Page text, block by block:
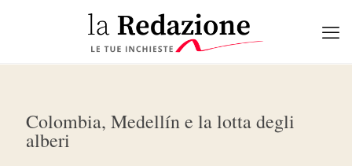
Colombia, Medellín e la lotta degli
alberi